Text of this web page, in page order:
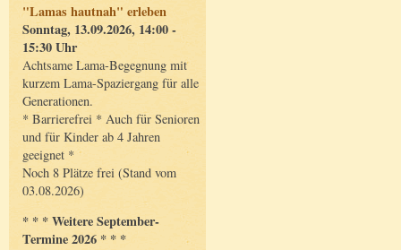
"Lamas hautnah" erleben
Sonntag, 13.09.2026, 14:00 -
15:30 Uhr
Achtsame Lama-Begegnung mit
kurzem Lama-Spaziergang für alle
Generationen.
* Barrierefrei * Auch für Senioren
und für Kinder ab 4 Jahren
geeignet *
Noch 8 Plätze frei (Stand vom
03.08.2026)
* * * Weitere September-
Termine 2026 * * *